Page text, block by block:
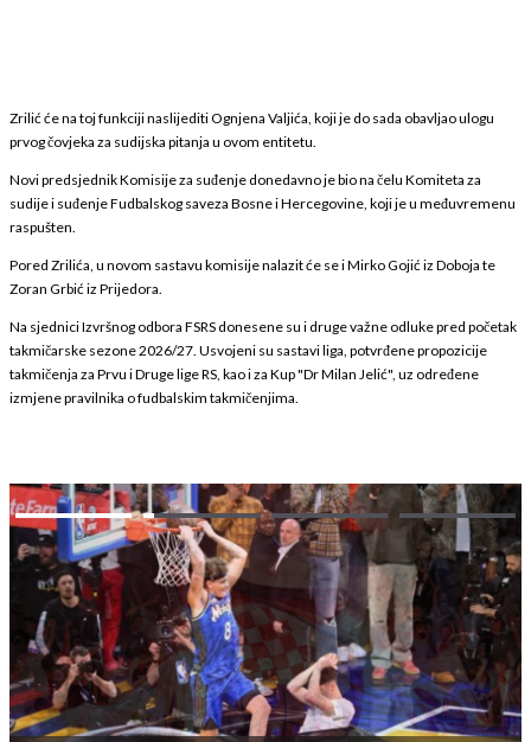
Zrilić će na toj funkciji naslijediti Ognjena Valjića, koji je do sada obavljao ulogu
prvog čovjeka za sudijska pitanja u ovom entitetu.
Novi predsjednik Komisije za suđenje donedavno je bio na čelu Komiteta za
sudije i suđenje Fudbalskog saveza Bosne i Hercegovine, koji je u međuvremenu
raspušten.
Pored Zrilića, u novom sastavu komisije nalazit će se i Mirko Gojić iz Doboja te
Zoran Grbić iz Prijedora.
Na sjednici Izvršnog odbora FSRS donesene su i druge važne odluke pred početak
takmičarske sezone 2026/27. Usvojeni su sastavi liga, potvrđene propozicije
takmičenja za Prvu i Druge lige RS, kao i za Kup "Dr Milan Jelić", uz određene
izmjene pravilnika o fudbalskim takmičenjima.